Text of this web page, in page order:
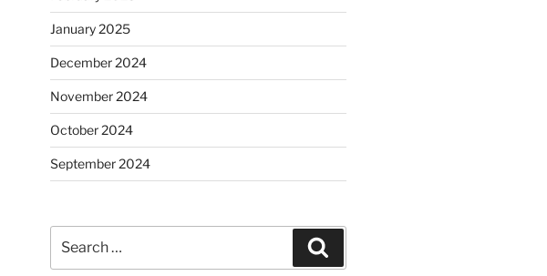
January 2025
December 2024
November 2024
October 2024
September 2024
for: